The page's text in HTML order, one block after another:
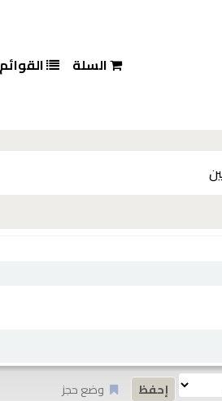
السلة القوائم
وضع حجز